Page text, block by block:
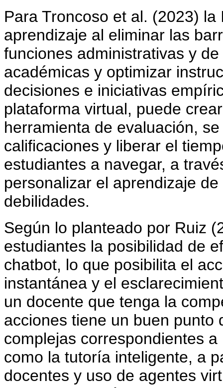
Para Troncoso et al. (2023)
aprendizaje al eliminar las
funciones administrativas y
académicas y optimizar
decisiones e iniciativas
plataforma virtual, puede
herramienta de evaluación,
calificaciones y liberar el
estudiantes a navegar, a
personalizar el aprendizaje
debilidades.
Según lo planteado por Ruiz
estudiantes la posibilidad de
chatbot, lo que posibilita el
instantánea y el
un docente que tenga la
acciones tiene un buen punto
complejas correspondientes
como la tutoría inteligente, a
docentes y uso de agentes